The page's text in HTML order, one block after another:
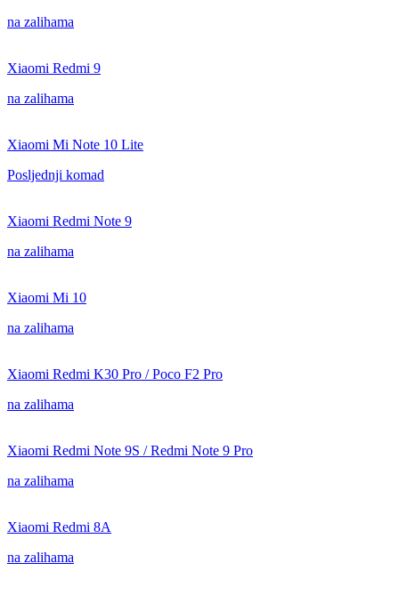
na zalihama
Xiaomi Redmi 9
na zalihama
Xiaomi Mi Note 10 Lite
Posljednji komad
Xiaomi Redmi Note 9
na zalihama
Xiaomi Mi 10
na zalihama
Xiaomi Redmi K30 Pro / Poco F2 Pro
na zalihama
Xiaomi Redmi Note 9S / Redmi Note 9 Pro
na zalihama
Xiaomi Redmi 8A
na zalihama